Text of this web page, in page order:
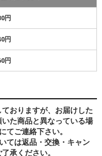
円
円
円
おりますが、お届けした
た商品と異なっている場
てご連絡下さい。
ては返品・交換・キャン
承ください。